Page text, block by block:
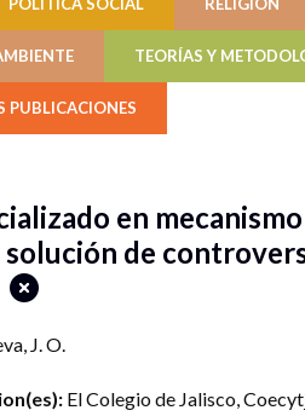
TEORÍAS Y
PUBLICACIONES
en mecanismo
de
J. O.
El Colegio de Jalisco,